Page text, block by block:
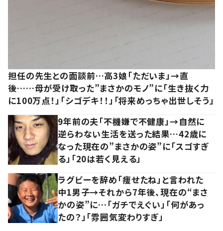
担任の先生との面談前…高3娘「ただいま」→直
後……母が受け取った”まさかのモノ”に「生き抜く力
に100万点！」「シゴデキ！！」「将来めっちゃ出世しそう」
9年前の夫「不機嫌で不健康」→自然に
逆らわない生活を送った結果…42歳に
なった現在の”まさかの姿”に「スゴすぎ
る」「20は若く見える」
ラグビーを辞め「痩せたね」と言われた
中1男子→それから7年後、現在の“まさ
かの姿”に…「ガチでえぐい」「何があっ
たの？」「雰囲気変わりすぎ」